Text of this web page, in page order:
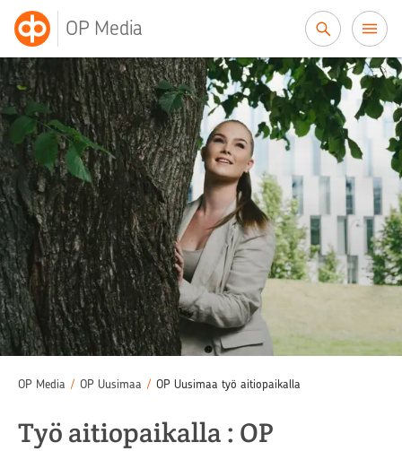
OP Media
OP Media / OP Uusimaa / OP Uusimaa työ aitiopaikalla
Työ aitiopaikalla : OP